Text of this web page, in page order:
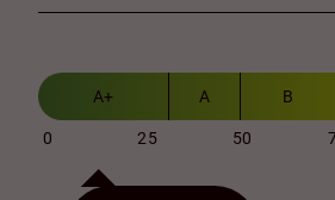
A+ A B
0 25 50